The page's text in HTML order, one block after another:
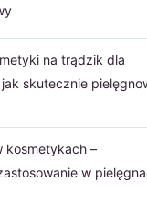
na trądzik dla
skutecznie
kosmetykach –
w